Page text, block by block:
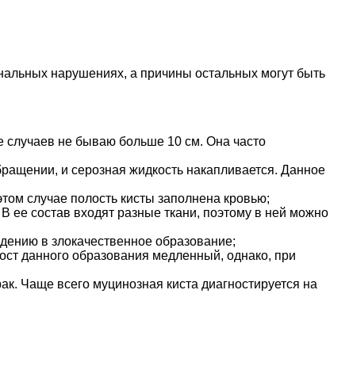
нарушениях, а причины остальных могут быть
случаев не бываю больше 10 см. Она часто
и серозная жидкость накапливается. Данное
случае полость кисты заполнена кровью;
ее состав входят разные ткани, поэтому в ней можно
в злокачественное образование;
данного образования медленный, однако, при
Чаще всего муцинозная киста диагностируется на